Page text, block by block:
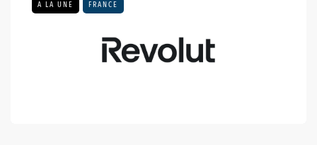
A LA UNE FRANCE